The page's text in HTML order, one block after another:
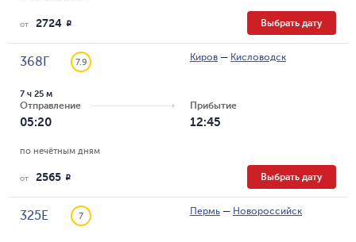
от 2724 R Выбрать дату
368Г 7.9 Киров — Кисловодск
Отправление
05:20
7 ч 25 м
Прибытие
12:45
по нечётным дням
от 2565 R Выбрать дату
325Е 7 Пермь — Новороссийск